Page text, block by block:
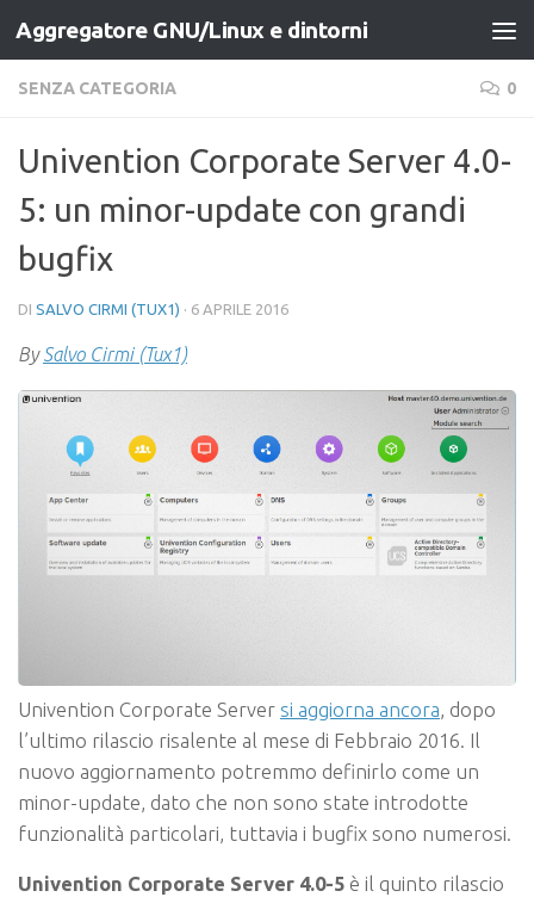
Salta al contenuto
Aggregatore GNU/Linux e dintorni
SENZA CATEGORIA 0
Univention Corporate Server 4.0-
5: un minor-update con grandi
bugfix
DI SALVO CIRMI (TUX1) · 6 APRILE 2016
BySalvo Cirmi (Tux1)
Univention Corporate Server si aggiorna ancora , dopo
l’ultimo rilascio risalente al mese di Febbraio 2016. Il
nuovo aggiornamento potremmo definirlo come un
minor-update, dato che non sono state introdotte
funzionalità particolari, tuttavia i bugfix sono numerosi.
Univention Corporate Server 4.0-5 è il quinto rilascio